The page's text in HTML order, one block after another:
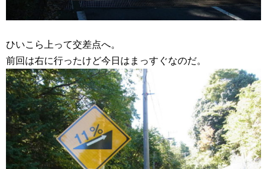
ひいこら上って交差点へ。
前回は右に行ったけど今日はまっすぐなのだ。